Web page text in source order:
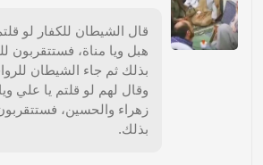
قال الشيطان للكفار لو
هبل ويا مناة، فستتقربون
بذلك ثم جاء الشيطان
وقال لهم لو قلتم يا علي ويا
زهراء والحسين،
بذلك.